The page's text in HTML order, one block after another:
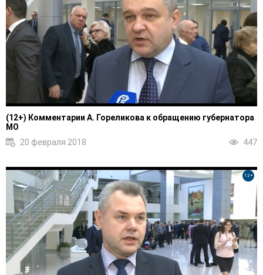
(12+) Комментарии А. Гореликова к обращению губернатора
МО
20 февраля 2018
447
12+